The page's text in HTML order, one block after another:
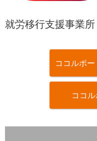
就労移行支援事業
ココルポ
ココ